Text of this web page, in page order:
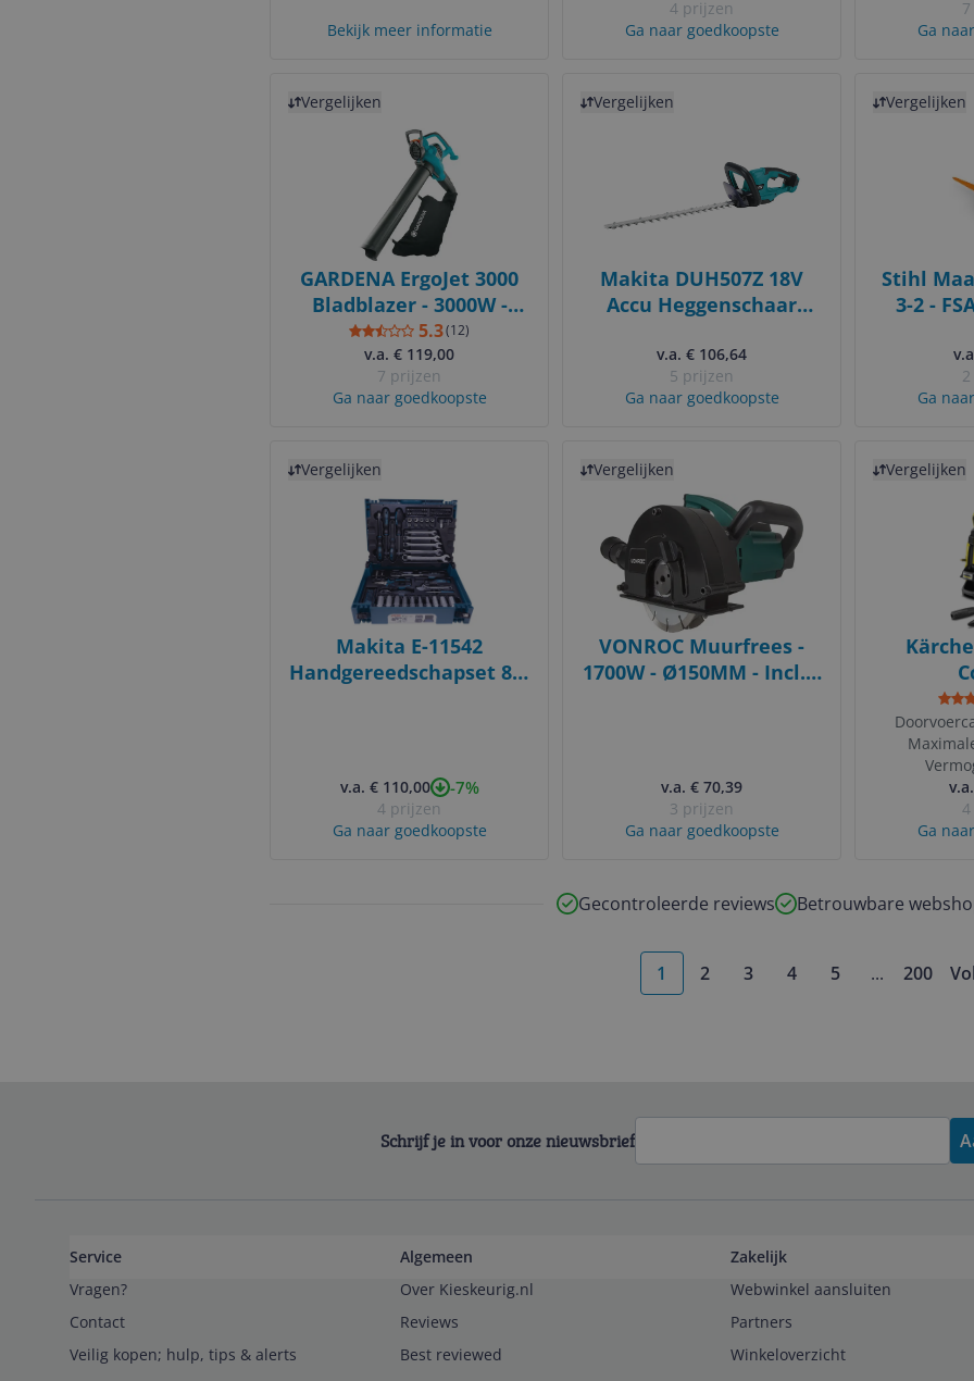
Bekijk meer informatie
4 prijzen
Ga naar goedkoopste
Ga
Vergelijken
GARDENA ErgoJet 3000
Bladblazer - 3000W -
Zwart
5.3(12)
v.a. € 119,00
7 prijzen
Ga naar goedkoopste
Vergelijken
Makita DUH507Z 18V
Accu Heggenschaar
v.a. € 106,64
5 prijzen
Ga naar goedkoopste
Vergelijken
Stihl
3-2 -
Ga
Vergelijken
Makita E-11542
Handgereedschapset 87-
v.a. € 110,00 -7%
4 prijzen
Ga naar goedkoopste
Vergelijken
VONROC Muurfrees -
1700W - Ø150MM - Incl. 2
v.a. € 70,39
3 prijzen
Ga naar goedkoopste
Vergelijken
2100W -
-
Ga
Gecontroleerde reviews Betrouwbare
1 2 3 4 5 ...More pages
200
Schrijf je in voor onze nieuwsbrief
Service
Vragen?
Contact
Veilig kopen; hulp, tips & alerts
Algemeen
Over Kieskeurig.nl
Reviews
Best reviewed
Zakelijk
Webwinkel aansluiten
Partners
Winkeloverzicht